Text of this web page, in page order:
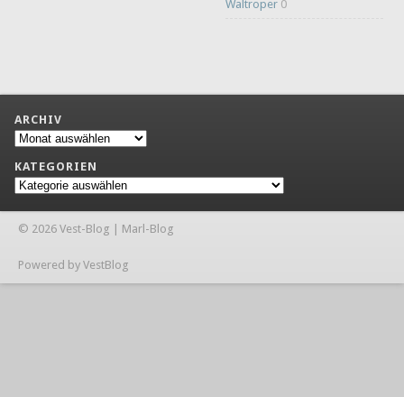
Waltroper 0
ARCHIV
Archiv
KATEGORIEN
Kategorien
© 2026 Vest-Blog | Marl-Blog
Powered by VestBlog